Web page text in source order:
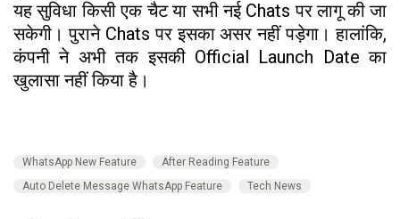
यह सुविधा किसी एक चैट या सभी नई Chats पर लागू की जा
सकेगी। पुराने Chats पर इसका असर नहीं पड़ेगा। हालांकि,
कंपनी ने अभी तक इसकी Official Launch Date का
खुलासा नहीं किया है।
WhatsApp New Feature
After Reading Feature
Auto Delete Message WhatsApp Feature
Tech News